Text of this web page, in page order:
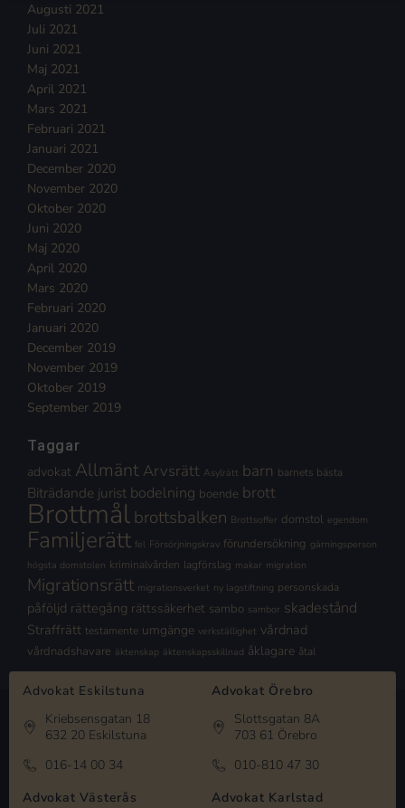
Augusti 2021
Juli 2021
Juni 2021
Maj 2021
April 2021
Mars 2021
Februari 2021
Januari 2021
December 2020
November 2020
Oktober 2020
Juni 2020
Maj 2020
April 2020
Mars 2020
Februari 2020
Januari 2020
December 2019
November 2019
Oktober 2019
September 2019
Taggar
advokat Allmänt Arvsrätt Asylrätt barn barnets bästa
Biträdande jurist bodelning boende brott
Brottmålbrottsbalken Brottsoffer domstol egendom
Familjerätt fel Försörjningskrav förundersökning gärningsperson
högsta domstolen kriminalvården lagförslag makar migration
Migrationsrätt migrationsverket ny lagstiftning personskada
påföljd rättegång rättssäkerhet sambo sambor skadestånd
Straffrätt testamente umgänge verkställighet vårdnad
vårdnadshavare äktenskap äktenskapsskillnad åklagare åtal
Advokat Eskilstuna
Kriebsensgatan 18
632 20 Eskilstuna
016-14 00 34
Advokat Örebro
Slottsgatan 8A
703 61 Örebro
010-810 47 30
Advokat Västerås
Advokat Karlstad